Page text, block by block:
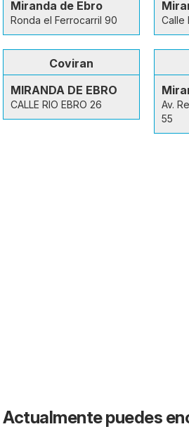
Miranda de Ebro
Ronda el Ferrocarril 90 Calle
Coviran
MIRANDA DE EBRO
CALLE RIO EBRO 26
Av.
55
Actualmente puedes